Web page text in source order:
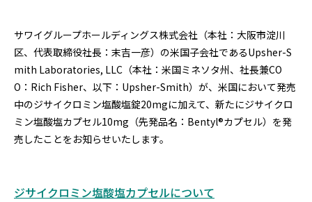
サワイグループホールディングス株式会社（本社：大阪市淀川
区、代表取締役社長：末吉一彦）の米国子会社であるUpsher-S
mith Laboratories, LLC（本社：米国ミネソタ州、社長兼CO
O：Rich Fisher、以下：Upsher-Smith）が、米国において発売
中のジサイクロミン塩酸塩錠20mgに加えて、新たにジサイクロ
ミン塩酸塩カプセル10mg（先発品名：Bentyl®カプセル）を発
売したことをお知らせいたします。
ジサイクロミン塩酸塩カプセルについて